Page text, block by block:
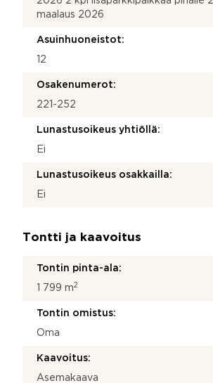
maalaus 2026
Asuinhuoneistot:
12
Osakenumerot:
221-252
Lunastusoikeus yhtiöllä:
Ei
Lunastusoikeus osakkailla:
Ei
Tontti ja kaavoitus
Tontin pinta-ala:
1 799 m2
Tontin omistus:
Oma
Kaavoitus:
Asemakaava